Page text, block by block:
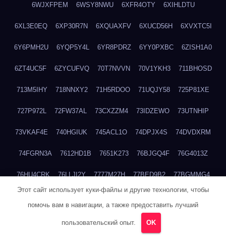
6WJXFPEM 6WSY8NWU 6XFR4OTY 6XIHLDTU
6XL3E0EQ 6XP30R7N 6XQUAXFV 6XUCD56H 6XVXTC5I
6Y6PMH2U 6YQP5Y4L 6YR8PDRZ 6YY0PXBC 6ZISH1A0
6ZT4UC5F 6ZYCUFVQ 70T7NVVN 70V1YKH3 711BHOSD
713M5IHY 718NNXY2 71H5RDOO 71UQJY58 725P81XE
727P972L 72FW37AL 73CXZZM4 73IDZEWO 73UTNHIP
73VKAF4E 740HGIUK 745ACL1O 74DPJX4S 74DVDXRM
74FGRN3A 7612HD1B 7651K273 76BJGQ4F 76G4013Z
76HU4CRK 76LLJI2Y 7777M27H 77BED9B2 77BGMMG4
77TABW20 780FZHSV 78Q29S80
Этот сайт использует куки-файлы и другие технологии, чтобы
помочь вам в навигации, а также предоставить лучший
пользовательский опыт. OK